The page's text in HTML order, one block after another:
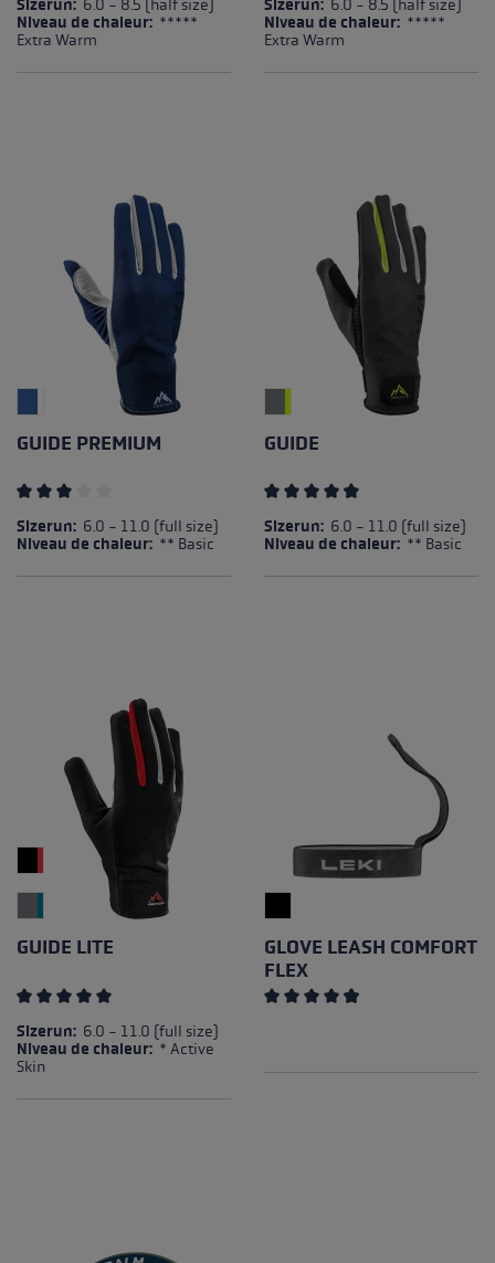
Sizerun: 6.0 - 8.5 (half size)
Niveau de chaleur: *****
Extra Warm
Sizerun: 6.0 - 8.5 (half size)
Niveau de chaleur: *****
Extra Warm
GUIDE PREMIUM
Note moyenne de 3 sur 5 étoiles
Sizerun: 6.0 - 11.0 (full size)
Niveau de chaleur: ** Basic
GUIDE
Note moyenne de 4.5 sur 5
Sizerun: 6.0 - 11.0 (full size)
Niveau de chaleur: ** Basic
GUIDE LITE
Note moyenne de 5 sur 5 étoiles
Sizerun: 6.0 - 11.0 (full size)
Niveau de chaleur: * Active
Skin
GLOVE LEASH COMFORT
FLEX